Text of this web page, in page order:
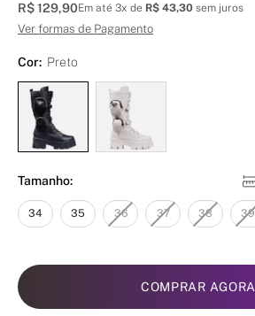
R$ 129,90Em até 3x de R$ 43,30 sem juros
Ver formas de Pagamento
Cor: Preto
Tamanho:
34 35 36 37 38 39
COMPRAR AGORA